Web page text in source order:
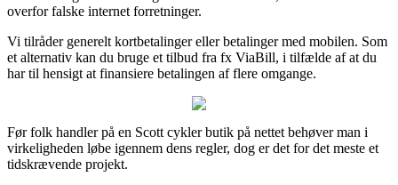
overfor falske internet forretninger.
Vi tilråder generelt kortbetalinger eller betalinger med mobilen. Som
et alternativ kan du bruge et tilbud fra fx ViaBill, i tilfælde af at du
har til hensigt at finansiere betalingen af flere omgange.
Før folk handler på en Scott cykler butik på nettet behøver man i
virkeligheden løbe igennem dens regler, dog er det for det meste et
tidskrævende projekt.